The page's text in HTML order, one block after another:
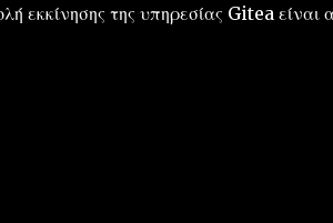
της υπηρεσίας Gitea είναι